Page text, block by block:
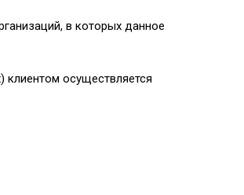
в которых данное
осуществляется